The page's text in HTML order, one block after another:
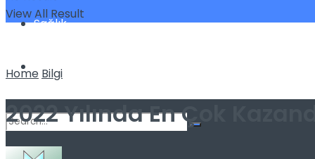
Sağlık
Spor
View All Result
Home Bilgi
2022 Yılında En Çok